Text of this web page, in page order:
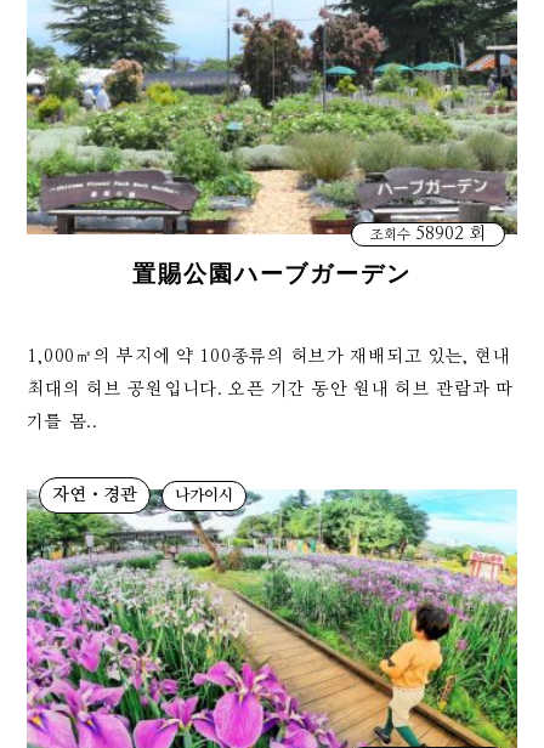
조회수58902 회
置賜公園ハーブガーデン
1,000㎡의 부지에 약 100종류의 허브가 재배되고 있는, 현내
최대의 허브 공원입니다. 오픈 기간 동안 원내 허브 관람과 따
기를 몸..
자연・경관 나가이시